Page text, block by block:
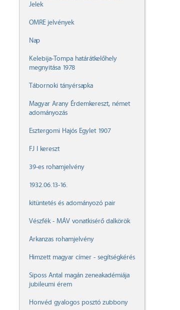
Jelek
OMRE jelvények
Nap
Kelebija-Tompa határátkelőhely
megnyitása 1978
Tábornoki tányérsapka
Magyar Arany Érdemkereszt, német
adományozás
Esztergomi Hajós Egylet 1907
FJ I kereszt
39-es rohamjelvény
1932.06.13-16.
kitüntetés és adományozó pair
Vészfék - MÁV vonatkisérő dalkörök
Arkanzas rohamjelvény
Himzett magyar címer - segítségkérés
Siposs Antal magán zeneakadémiája
jubileumi érem
Honvéd gyalogos posztó zubbony